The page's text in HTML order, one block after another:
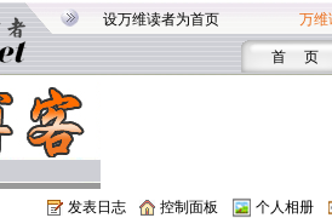
设万维读者为首页 万维
首 页
发表日志 控制面板 个人相册